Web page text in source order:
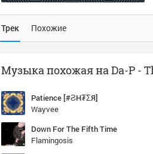
Трек Похожие
Patience [#ϨH₮ΣЯ]
Wayvee
Down For The Fifth Time
Flamingosis